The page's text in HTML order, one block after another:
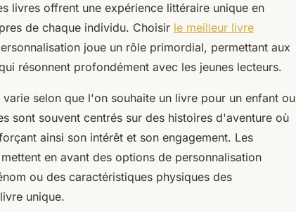
livres offrent une expérience littéraire unique en
de chaque individu. Choisir le meilleur livre
joue un rôle primordial, permettant aux
résonnent profondément avec les jeunes lecteurs.
selon que l'on souhaite un livre pour un enfant ou
sont souvent centrés sur des histoires d'aventure où
ainsi son intérêt et son engagement. Les
en avant des options de personnalisation
ou des caractéristiques physiques des
unique.